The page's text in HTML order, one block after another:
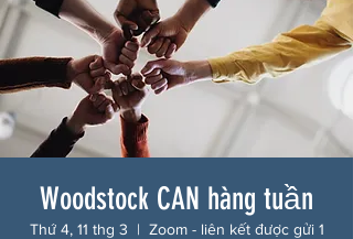
Woodstock CAN hàng tuần
Thứ 4, 11 thg 3
  |
Zoom - liên kết được gửi 1